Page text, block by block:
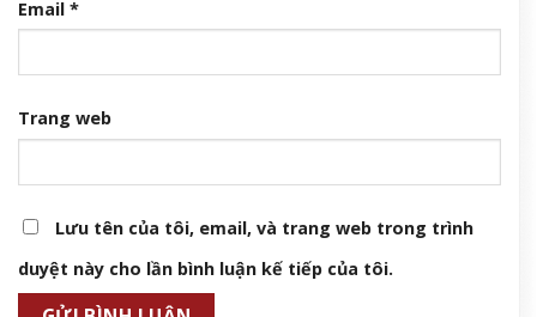
Email *
Trang web
Lưu tên của tôi, email, và trang web trong trình
duyệt này cho lần bình luận kế tiếp của tôi.